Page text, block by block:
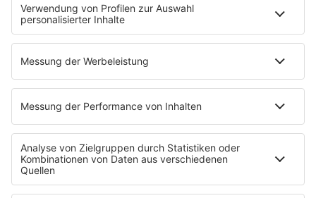
EMPFANG
Übersicht
radio.de
radioplayer.de
Partner
WERBUNG
Leistungen und Produkte